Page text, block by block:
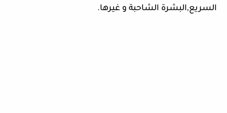
السريع,البشرة الشاحبة و غيرها.